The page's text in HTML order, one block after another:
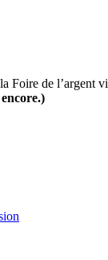
Foire de l’argent